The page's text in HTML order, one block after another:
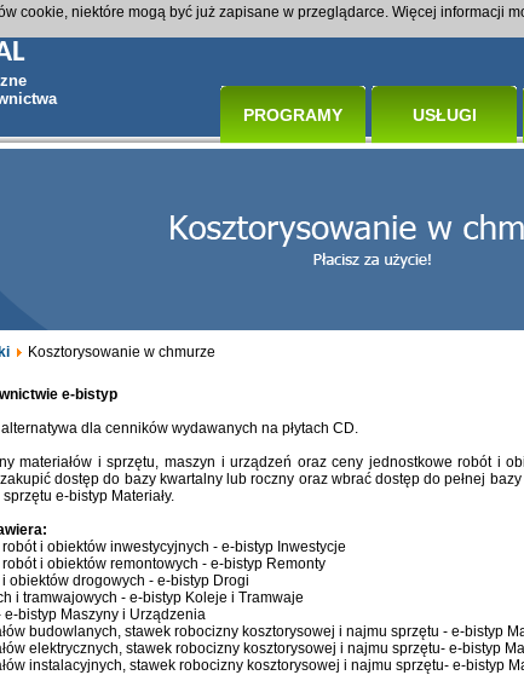
PROGRAMY USŁUGI
Kosztorysowanie w chmurze
e-bistyp
dla cenników wydawanych na płytach CD.
materiałów i sprzętu, maszyn i urządzeń oraz ceny jednostkowe robót i
dostęp do bazy kwartalny lub roczny oraz wbrać dostęp do pełnej
e-bistyp Materiały.
i obiektów inwestycyjnych - e-bistyp Inwestycje
i obiektów remontowych - e-bistyp Remonty
obiektów drogowych - e-bistyp Drogi
i tramwajowych - e-bistyp Koleje i Tramwaje
bistyp Maszyny i Urządzenia
budowlanych, stawek robocizny kosztorysowej i najmu sprzętu - e-bistyp
elektrycznych, stawek robocizny kosztorysowej i najmu sprzętu- e-bistyp
instalacyjnych, stawek robocizny kosztorysowej i najmu sprzętu- e-bistyp
cookie, niektóre mogą być już zapisane w przeglądarce. Więcej informacji